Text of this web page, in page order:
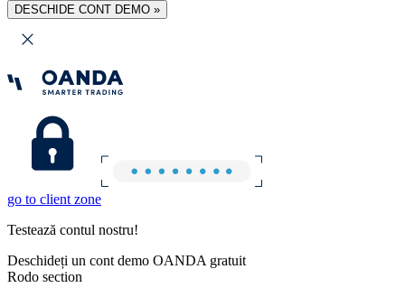
DESCHIDE CONT DEMO »
go to client zone
Testează contul nostru!
Deschideți un cont demo OANDA gratuit
Rodo section